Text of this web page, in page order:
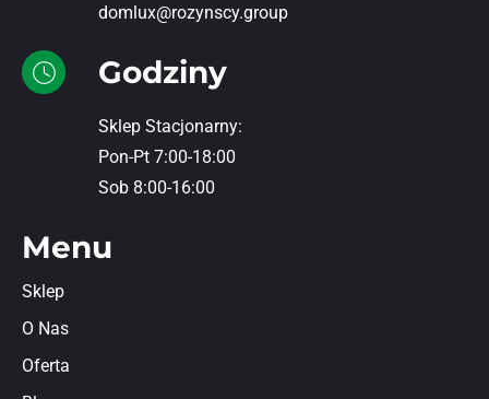
domlux@rozynscy.group
Godziny
Sklep Stacjonarny:
Pon-Pt 7:00-18:00
Sob 8:00-16:00
Menu
Sklep
O Nas
Oferta